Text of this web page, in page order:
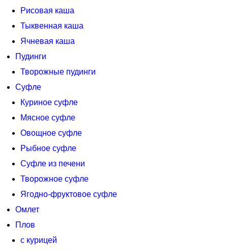
Рисовая каша
Тыквенная каша
Ячневая каша
Пудинги
Творожные пудинги
Суфле
Куриное суфле
Мясное суфле
Овощное суфле
Рыбное суфле
Суфле из печени
Творожное суфле
Ягодно-фруктовое суфле
Омлет
Плов
с курицей